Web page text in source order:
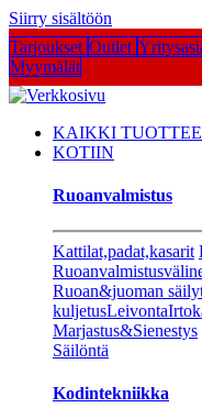
Siirry sisältöön
Tarjoukset Outlet
Myymälät
KAIKKI
KOTIIN
Ruoanvalmistus
Kattilat,padat,kasarit
Ruoan&juoman
kuljetusLeivonta
Marjastus&Sienestys
Säilöntä
Kodintekniikka